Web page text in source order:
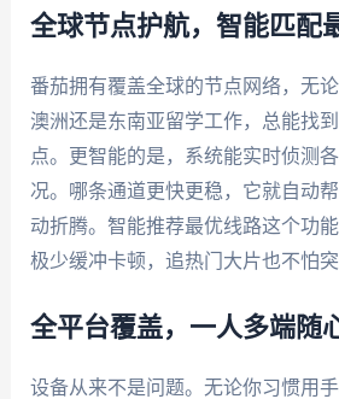
全球节点护航，智能匹配
番茄拥有覆盖全球的节点网络，无论
澳洲还是东南亚留学工作，总能找
点。更智能的是，系统能实时侦测
况。哪条通道更快更稳，它就自动
动折腾。智能推荐最优线路这个功
极少缓冲卡顿，追热门大片也不怕突
全平台覆盖，一人多端随
设备从来不是问题。无论你习惯用